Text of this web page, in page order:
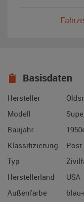
Basisdaten
Hersteller
Modell
Baujahr
Klassifizierung
Post
Typ
Herstellerland
USA
Außenfarbe